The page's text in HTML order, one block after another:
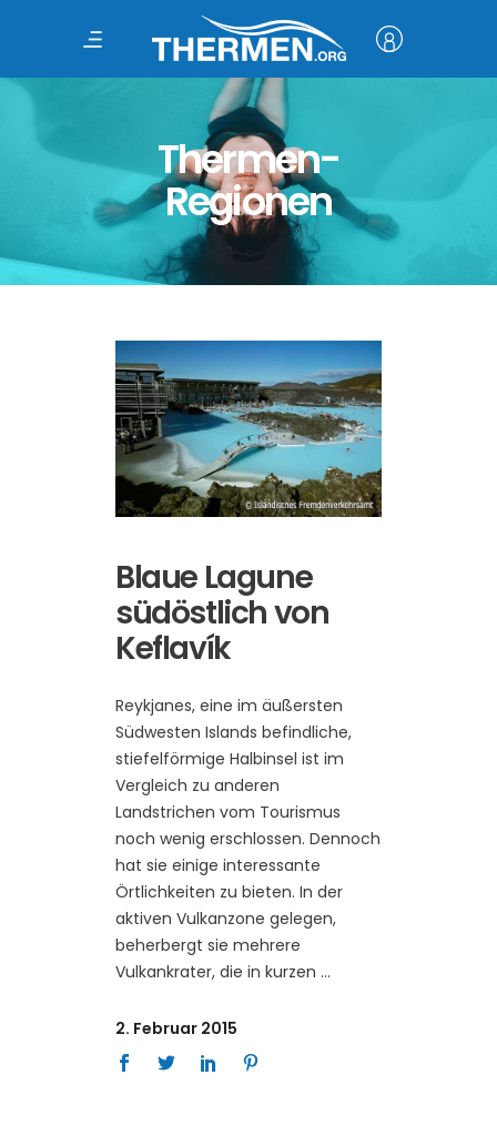
Thermen-
Regionen
Blaue Lagune
südöstlich von
Keflavík
Reykjanes, eine im äußersten
Südwesten Islands befindliche,
stiefelförmige Halbinsel ist im
Vergleich zu anderen
Landstrichen vom Tourismus
noch wenig erschlossen. Dennoch
hat sie einige interessante
Örtlichkeiten zu bieten. In der
aktiven Vulkanzone gelegen,
beherbergt sie mehrere
Vulkankrater, die in kurzen
2. Februar 2015